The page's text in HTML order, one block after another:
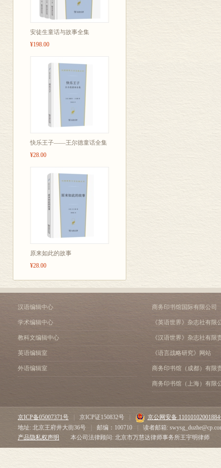
安徒生童话与故事全集
¥198.00
快乐王子——王尔德童话全集
¥28.00
原来如此的故事
¥28.00
汉语编辑中心
学术编辑中心
教科文编辑中心
英语编辑室
外语编辑室
商务印书馆国际有限公司
《英语世界》杂志社有限
《汉语世界》杂志社有限
《语言战略研究》网站
商务印书馆（成都）有限
商务印书馆（上海）有限
京ICP备05007371号 京ICP证150832号
京公网安备
地址: 北京王府井大街36号
邮编：100710
读者邮箱:
产品隐私权声明
本公司法律顾问: 北京市万慧达律师事务所王宇明律师